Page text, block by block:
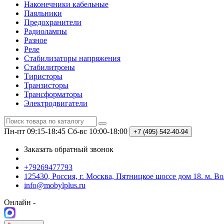
Наконечники кабельные
Паяльники
Предохранители
Радиолампы
Разное
Реле
Стабилизаторы напряжения
Стабилитроны
Тиристоры
Транзисторы
Трансформаторы
Электродвигатели
Пн-пт 09:15-18:45 Сб-вс 10:00-18:00 +7 (495) 542-40-94
Заказать обратный звонок
+79269477793
125430, Россия, г. Москва, Пятницкое шоссе дом 18. м.
info@mobylplus.ru
Онлайн -